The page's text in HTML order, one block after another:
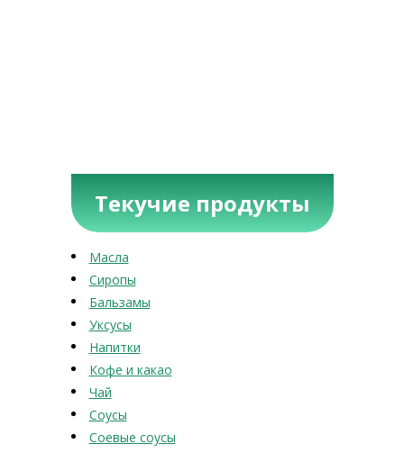
Текучие продукты
Масла
Сиропы
Бальзамы
Уксусы
Напитки
Кофе и какао
Чай
Соусы
Соевые соусы